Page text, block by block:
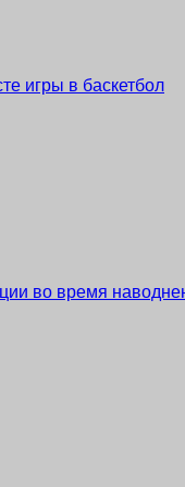
игры в баскетбол
во время